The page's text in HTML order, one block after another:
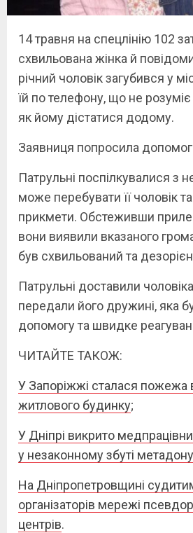
14 травня на спецлінію 102
схвильована жінка й
річний чоловік загубився у
їй по телефону, що не
як йому дістатися додому.
Заявниця попросила допомоги
Патрульні поспілкувалися з
може перебувати її чоловік
прикмети. Обстеживши
вони виявили вказаного
був схвильований та
Патрульні доставили
передали його дружині, яка
допомогу та швидке
ЧИТАЙТЕ ТАКОЖ:
У Запоріжжі сталася пожежа
житлового будинку;
У Дніпрі викрито
у незаконному збуті метадону
На Дніпропетровщині
організаторів мережі
центрів.